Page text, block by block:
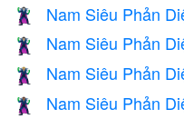
🦹‍♂️ Nam Siêu Phản
🦹🏻‍♂️ Nam Siêu Phản
🦹🏼‍♂️ Nam Siêu Phản
🦹🏽‍♂️ Nam Siêu Phản